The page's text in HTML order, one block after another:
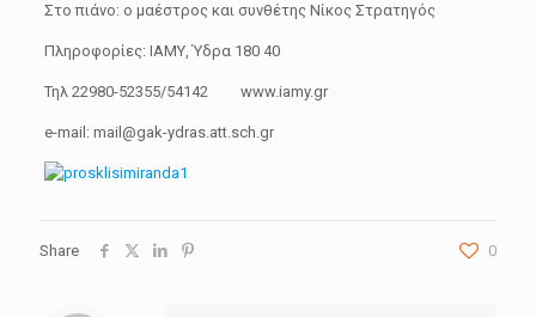
Στο πιάνο: ο μαέστρος και συνθέτης Νίκος Στρατηγός
Πληροφορίες: ΙΑΜΥ, Ύδρα 180 40
Τηλ 22980-52355/54142 www.iamy.gr
e-mail: mail@gak-ydras.att.sch.gr
Share 0